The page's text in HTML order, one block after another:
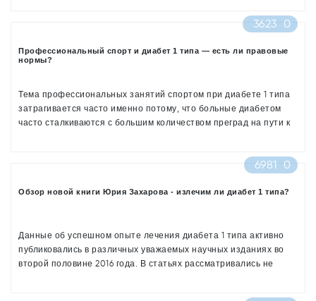
прокомментировал пост компании CrossFit в Twitter.
3623 0
Профессиональный спорт и диабет 1 типа — есть ли правовые
нормы?
Тема профессиональных занятий спортом при диабете 1 типа
затрагивается часто именно потому, что больные диабетом
часто сталкиваются с большим количеством преград на пути к
6981 0
Обзор новой книги Юрия Захарова - излечим ли диабет 1 типа?
Данные об успешном опыте лечения диабета 1 типа активно
публиковались в различных уважаемых научных изданиях во
второй половине 2016 года. В статьях рассматривались не